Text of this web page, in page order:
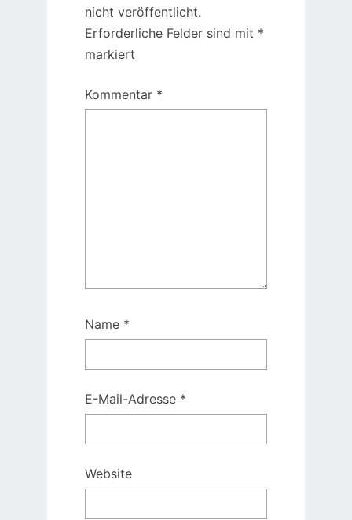
nicht veröffentlicht.
Erforderliche Felder sind mit *
markiert
Kommentar *
Name *
E-Mail-Adresse *
Website